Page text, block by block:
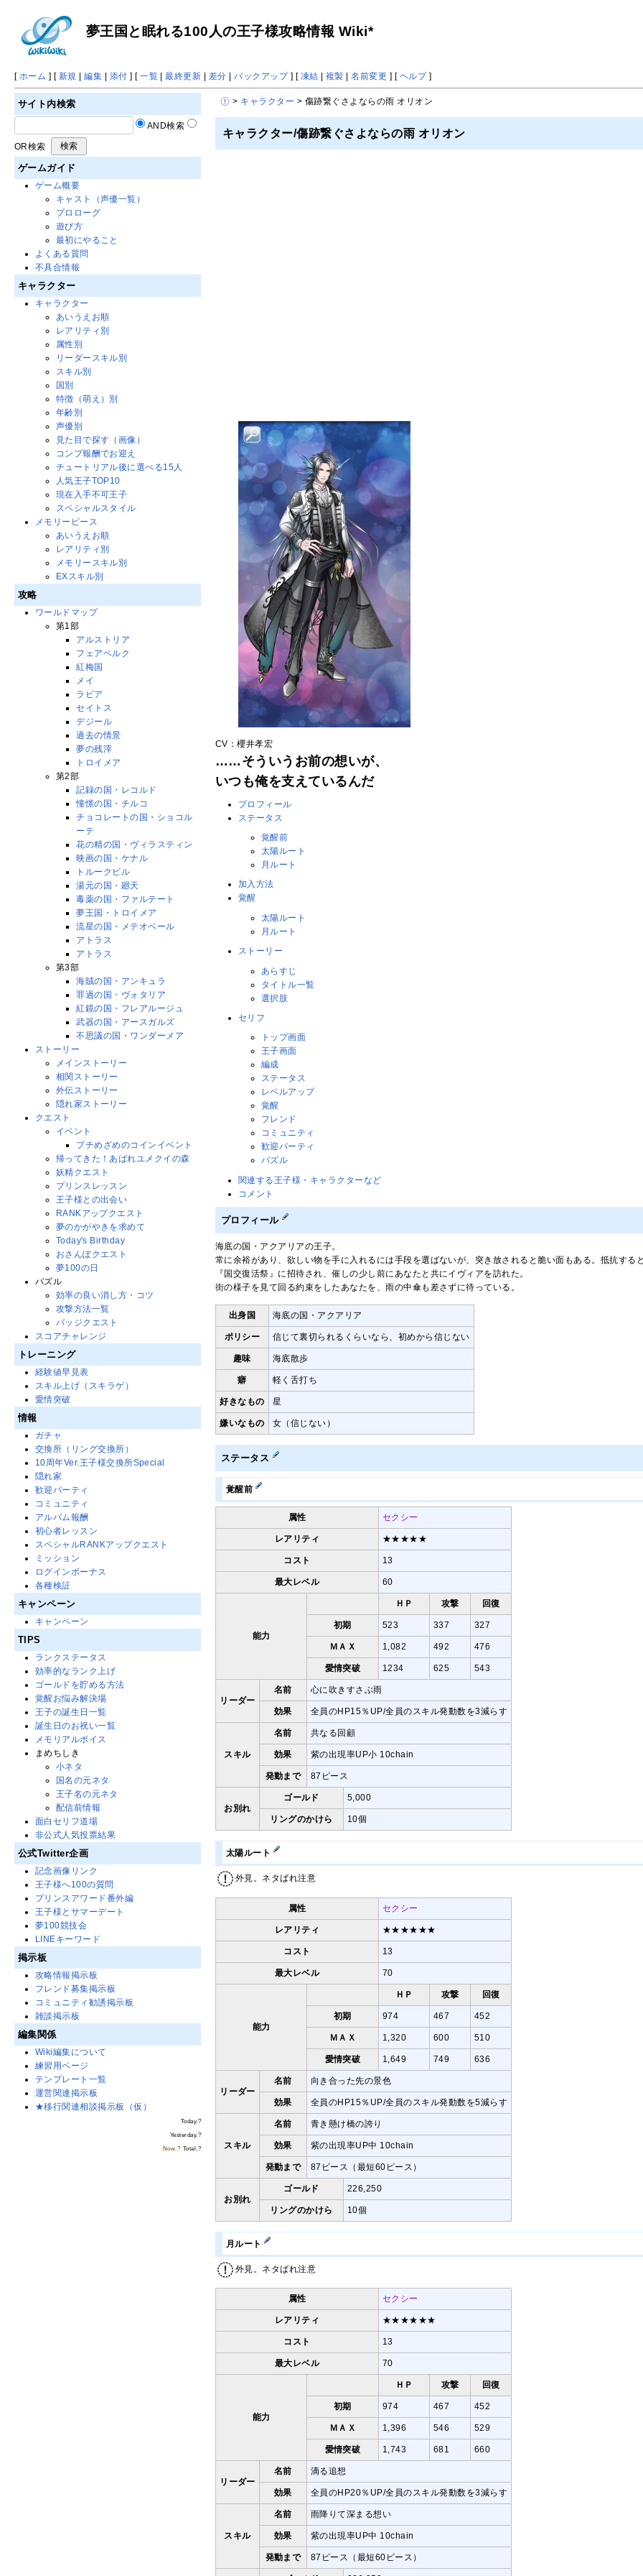
夢王国と眠れる100人の王子様攻略情報 Wiki*
[ ホーム ] [ 新規 |編集 | 添付 ] [一覧 |最終更新 | 差分 |バックアップ] [ 凍結 | 複製 |名前変更 ] [ ヘルプ]
> キャラクター > 傷跡繋ぐさよならの雨 オリオン
キャラクター/傷跡繋ぐさよならの雨 オリオン
CV：櫻井孝宏
……そういうお前の想いが、
いつも俺を支えているんだ
プロフィール
ステータス
覚醒前
太陽ルート
月ルート
加入方法
覚醒
太陽ルート
月ルート
ストーリー
あらすじ
タイトル一覧
選択肢
セリフ
トップ画面
王子画面
編成
ステータス
レベルアップ
覚醒
フレンド
コミュニティ
歓迎パーティ
パズル
関連する王子様・キャラクターなど
コメント
プロフィール
海底の国・アクアリアの王子。
常に余裕があり、欲しい物を手に入れるには手段を選ばないが、突き放されると脆い面もある。抵抗する
『国交復活祭』に招待され、催しの少し前にあなたと共にイヴィアを訪れた。
街の様子を見て回る約束をしたあなたを、雨の中傘も差さずに待っている。
出身国 海底の国・アクアリア
ポリシー 信じて裏切られるくらいなら、初めから信じない
趣味 海底散歩
癖 軽く舌打ち
好きなもの 星
嫌いなもの 女（信じない）
ステータス
覚醒前
属性 セクシー
レアリティ ★★★★★
コスト 13
最大レベル 60
能力
ＨＰ 攻撃 回復
初期 523 337 327
ＭＡＸ 1,082 492 476
愛情突破 1234 625 543
リーダー
名前 心に吹きすさぶ雨
効果 全員のHP15％UP/全員のスキル発動数を3減らす
スキル
名前 共なる回顧
効果 紫の出現率UP小 10chain
発動まで 87ピース
お別れ
ゴールド 5,000
リングのかけら 10個
太陽ルート
外見。ネタばれ注意
属性 セクシー
レアリティ ★★★★★★
コスト 13
最大レベル 70
能力
ＨＰ 攻撃 回復
初期 974 467 452
ＭＡＸ 1,320 600 510
愛情突破 1,649 749 636
リーダー
名前 向き合った先の景色
効果 全員のHP15％UP/全員のスキル発動数を5減らす
スキル
名前 青き懸け橋の誇り
効果 紫の出現率UP中 10chain
発動まで 87ピース（最短60ピース）
お別れ
ゴールド 226,250
リングのかけら 10個
月ルート
外見。ネタばれ注意
属性 セクシー
レアリティ ★★★★★★
コスト 13
最大レベル 70
能力
ＨＰ 攻撃 回復
初期 974 467 452
ＭＡＸ 1,396 546 529
愛情突破 1,743 681 660
リーダー
名前 滴る追想
効果 全員のHP20％UP/全員のスキル発動数を3減らす
スキル
名前 雨降りて深まる想い
効果 紫の出現率UP中 10chain
発動まで 87ピース（最短60ピース）
サイト内検索
AND検索
OR検索
ゲームガイド
ゲーム概要
キャスト（声優一覧）
プロローグ
遊び方
最初にやること
よくある質問
不具合情報
キャラクター
キャラクター
あいうえお順
レアリティ別
属性別
リーダースキル別
スキル別
国別
特徴（萌え）別
年齢別
声優別
見た目で探す（画像）
コンプ報酬でお迎え
チュートリアル後に選べる15人
人気王子TOP10
現在入手不可王子
スペシャルスタイル
メモリーピース
あいうえお順
レアリティ別
メモリースキル別
EXスキル別
攻略
ワールドマップ
第1部
アルストリア
フェアベルク
紅梅国
メイ
ラビア
セイトス
デジール
過去の情景
夢の残滓
トロイメア
第2部
記録の国・レコルド
憧憬の国・チルコ
チョコレートの国・ショコル
ーテ
花の精の国・ヴィラスティン
映画の国・ケナル
トルークビル
湯元の国・廻天
毒薬の国・ファルテート
夢王国・トロイメア
流星の国・メテオベール
アトラス
アトラス
第3部
海賊の国・アンキュラ
罪過の国・ヴォタリア
紅鏡の国・フレアルージュ
武器の国・アースガルズ
不思議の国・ワンダーメア
ストーリー
メインストーリー
相関ストーリー
外伝ストーリー
隠れ家ストーリー
クエスト
イベント
プチめざめのコインイベント
帰ってきた！あばれユメクイの森
妖精クエスト
プリンスレッスン
王子様との出会い
RANKアップクエスト
夢のかがやきを求めて
Today's Birthday
おさんぽクエスト
夢100の日
パズル
効率の良い消し方・コツ
攻撃方法一覧
バッジクエスト
スコアチャレンジ
トレーニング
経験値早見表
スキル上げ（スキラゲ）
愛情突破
情報
ガチャ
交換所（リング交換所）
10周年Ver.王子様交換所Special
隠れ家
歓迎パーティ
コミュニティ
アルバム報酬
初心者レッスン
スペシャルRANKアップクエスト
ミッション
ログインボーナス
各種検証
キャンペーン
キャンペーン
TIPS
ランクステータス
効率的なランク上げ
ゴールドを貯める方法
覚醒お悩み解決場
王子の誕生日一覧
誕生日のお祝い一覧
メモリアルボイス
まめちしき
小ネタ
国名の元ネタ
王子名の元ネタ
配信前情報
面白セリフ道場
非公式人気投票結果
公式Twitter企画
記念画像リンク
王子様へ100の質問
プリンスアワード番外編
王子様とサマーデート
夢100競技会
LINEキーワード
掲示板
攻略情報掲示板
フレンド募集掲示板
コミュニティ勧誘掲示板
雑談掲示板
編集関係
Wiki編集について
練習用ページ
テンプレート一覧
運営関連掲示板
★移行関連相談掲示板（仮）
Today.?
Yesterday.?
Now.? Total.?